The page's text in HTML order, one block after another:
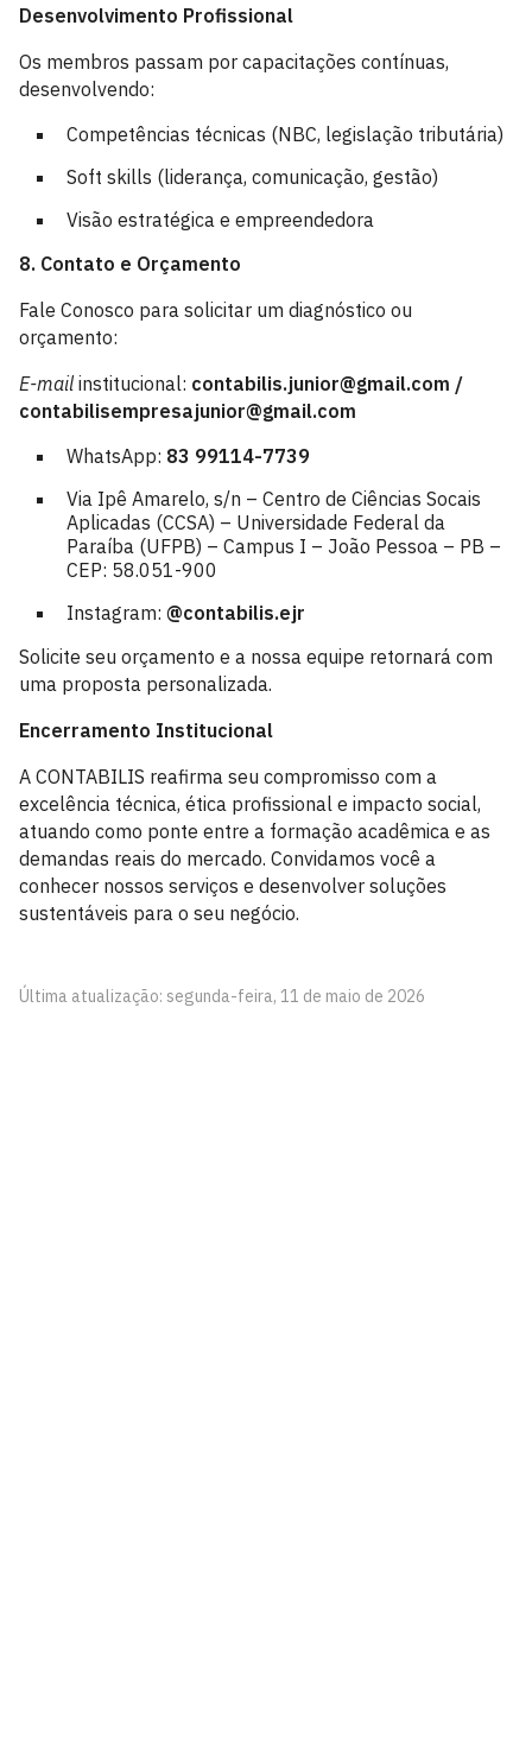
Desenvolvimento Profissional
Os membros passam por capacitações contínuas,
desenvolvendo:
Competências técnicas (NBC, legislação tributária)
Soft skills (liderança, comunicação, gestão)
Visão estratégica e empreendedora
8. Contato e Orçamento
Fale Conosco para solicitar um diagnóstico ou
orçamento:
E-mail institucional: contabilis.junior@gmail.com /
contabilisempresajunior@gmail.com
WhatsApp: 83 99114-7739
Via Ipê Amarelo, s/n – Centro de Ciências Socais
Aplicadas (CCSA) – Universidade Federal da
Paraíba (UFPB) – Campus I – João Pessoa – PB –
CEP: 58.051-900
Instagram: @contabilis.ejr
Solicite seu orçamento e a nossa equipe retornará com
uma proposta personalizada.
Encerramento Institucional
A CONTABILIS reafirma seu compromisso com a
excelência técnica, ética profissional e impacto social,
atuando como ponte entre a formação acadêmica e as
demandas reais do mercado. Convidamos você a
conhecer nossos serviços e desenvolver soluções
sustentáveis para o seu negócio.
Última atualização: segunda-feira, 11 de maio de 2026